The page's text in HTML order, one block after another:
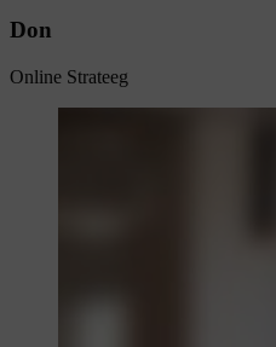
Don
Online Strateeg